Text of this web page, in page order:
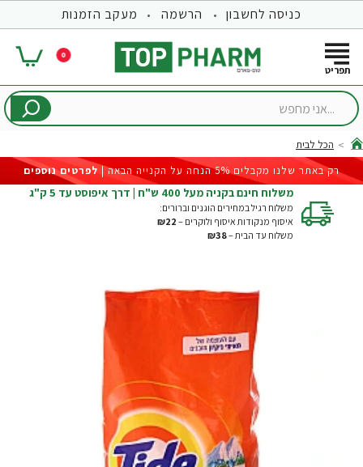
כניסה לחשבון הרשמה מעקב הזמנות
0
...אני
home
הכל לבית
רק באתר שלנו מקבלים 5% הנחה על הקנייה הבאה |
לפרטים נוספים
משלוח חינם בקניה מעל 400 ש"ח | דרך איפוסט עד 5 ק"ג
משלוח רגיל במחירים הוגנים וברורים:
איסוף מנקודות איסוף ולוקרים – ₪22
משלוח עד הבית –₪38